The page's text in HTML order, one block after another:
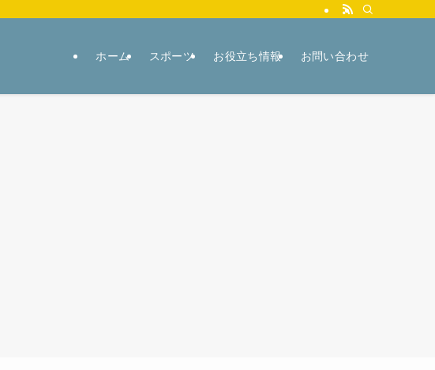
ホーム スポーツ お役立ち情報 お問い合わせ